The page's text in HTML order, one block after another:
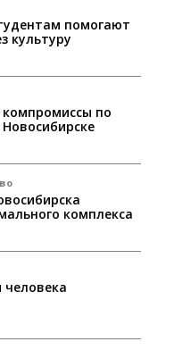
помогают
культуру
по
комплекса